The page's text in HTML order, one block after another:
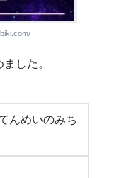
した。
んめいのみち